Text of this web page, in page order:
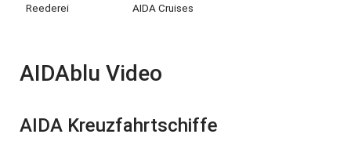
Reederei AIDA Cruises
AIDAblu Video
AIDA Kreuzfahrtschiffe